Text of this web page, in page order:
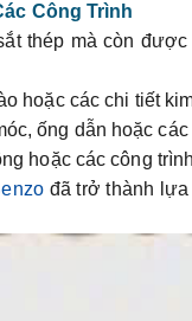
Công Trình
thép mà còn
hoặc các chi tiết
ống dẫn hoặc
hoặc các công
đã trở thành lựa